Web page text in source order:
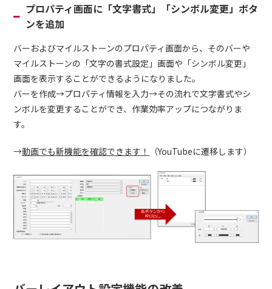
プロパティ画面に「文字書式」「シンボル変更」ボタ
ンを追加
バーおよびマイルストーンのプロパティ画面から、そのバーや
マイルストーンの「文字の書式設定」画面や「シンボル変更」
画面を表示することができるようになりました。
バーを作成→プロパティ情報を入力→その流れで文字書式やシ
ンボルを変更することができ、作業効率アップにつながりま
す。
→動画でも新機能を確認できます！ （YouTubeに遷移します）